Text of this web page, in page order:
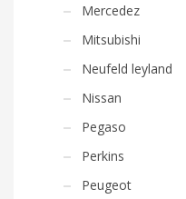
Mercedez
Mitsubishi
Neufeld leyland
Nissan
Pegaso
Perkins
Peugeot